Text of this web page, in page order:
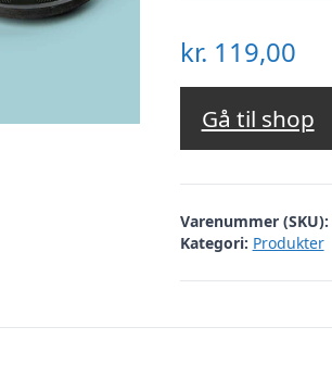
kr. 119,00
Gå til shop
Varenummer (SKU):
Kategori: Produkter